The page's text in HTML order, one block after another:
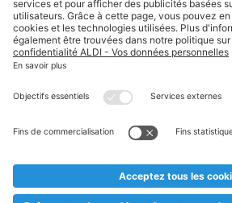
Textes marqués d'un astérisque et
* Nous vendons ces articles
au cas où, malgré le planning bien étudié,
prématurément en rupture de stock. Prix
** Sur ce site, l’utilisation de la forme